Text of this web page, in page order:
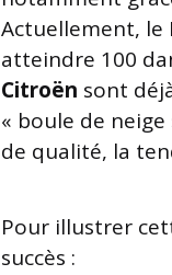
Actuellement, le
atteindre 100
Citroën sont
« boule de
de qualité, la
Pour illustrer
succès :